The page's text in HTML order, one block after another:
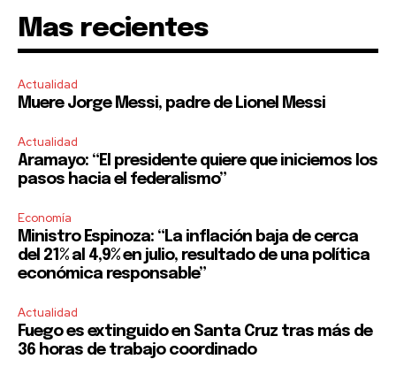
Mas recientes
Actualidad
Muere Jorge Messi, padre de Lionel Messi
Actualidad
Aramayo: “El presidente quiere que iniciemos los
pasos hacia el federalismo”
Economía
Ministro Espinoza: “La inflación baja de cerca
del 21% al 4,9% en julio, resultado de una política
económica responsable”
Actualidad
Fuego es extinguido en Santa Cruz tras más de
36 horas de trabajo coordinado